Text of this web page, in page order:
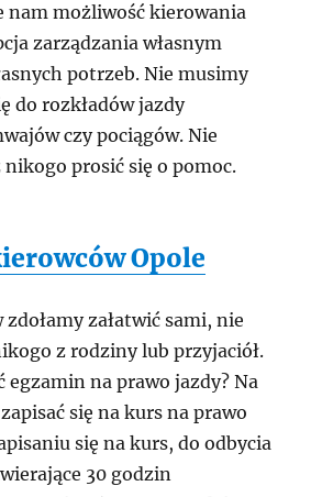
nam możliwość kierowania
zarządzania własnym
potrzeb. Nie musimy
do rozkładów jazdy
czy pociągów. Nie
prosić się o pomoc.
Opole
zdołamy załatwić sami, nie
z rodziny lub przyjaciół.
egzamin na prawo jazdy? Na
się na kurs na prawo
się na kurs, do odbycia
30 godzin